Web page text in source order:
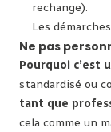
rechange).
Les
Ne pas
Pourquoi c’est
standardisé ou
tant que
cela comme un